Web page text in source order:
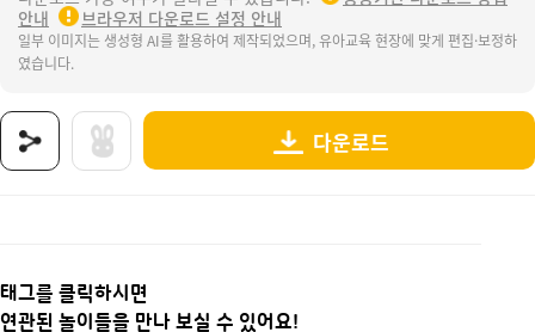
안내
브라우저 다운로드 설정 안내
일부 이미지는 생성형 AI를 활용하여 제작되었으며, 유아교육 현장에 맞게 편집·보정하
였습니다.
다운로드
태그를 클릭하시면
연관된 놀이들을 만나 보실 수 있어요!